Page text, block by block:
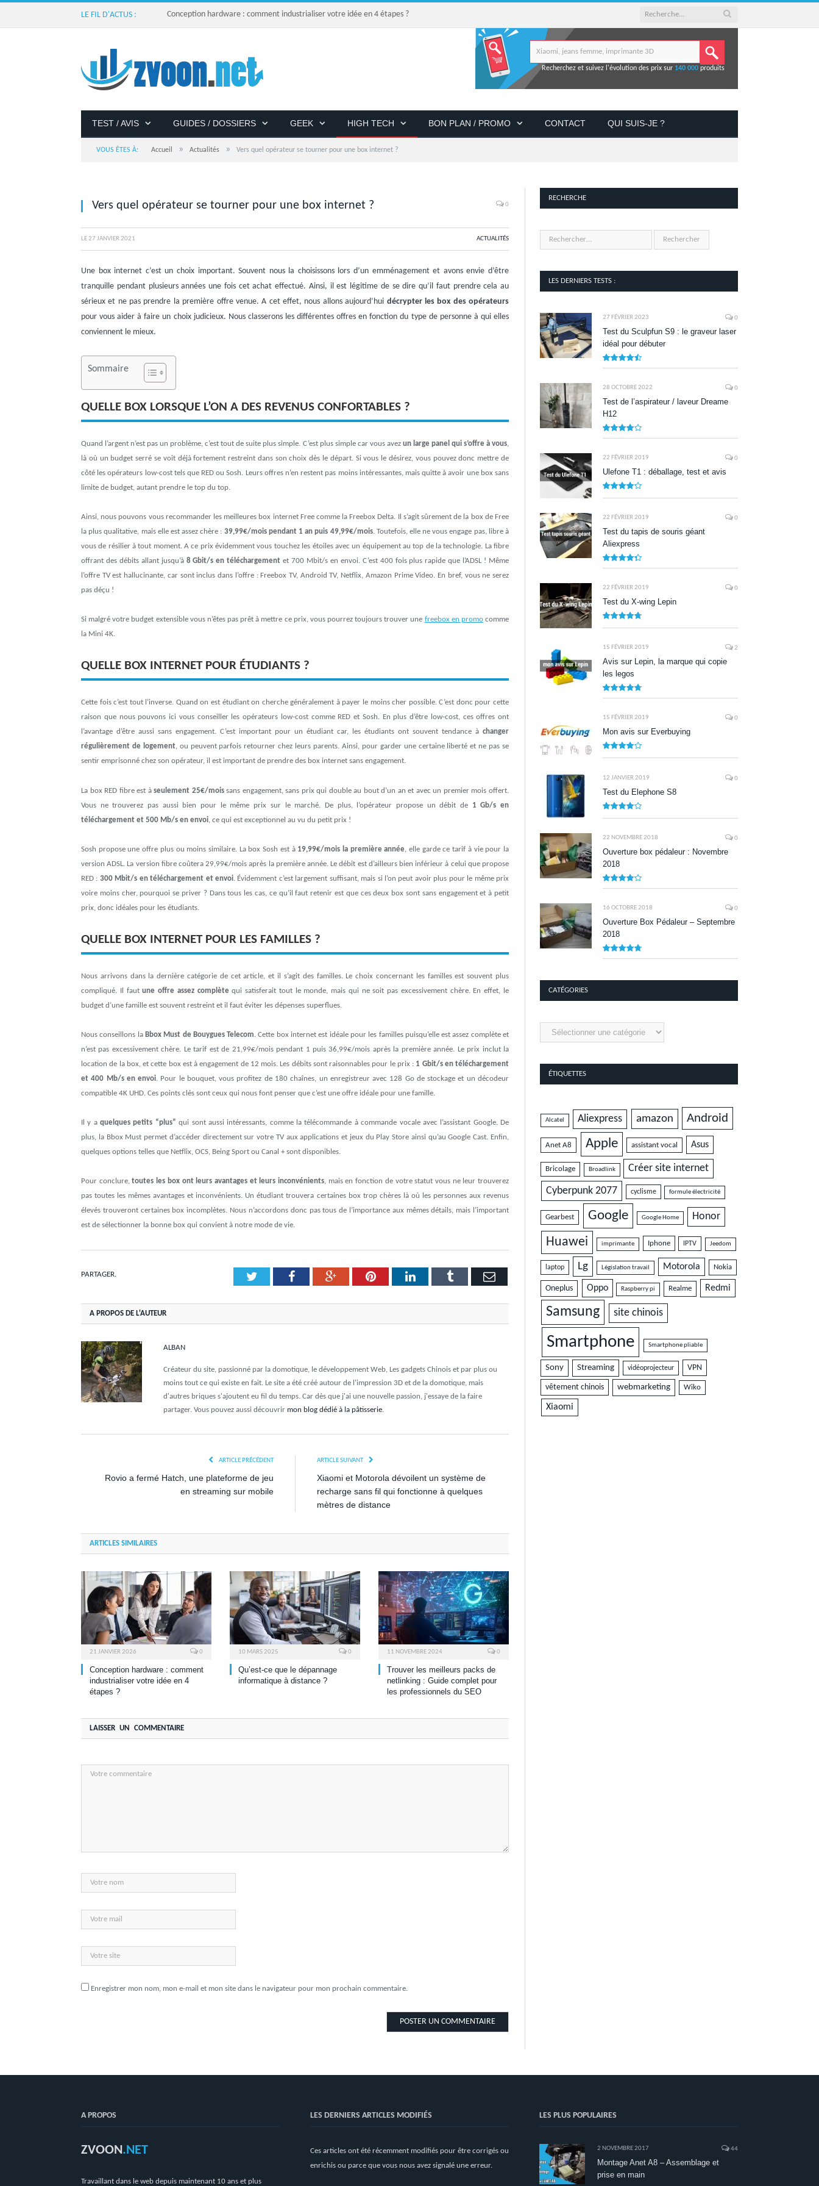
LE FIL D'ACTUS : Conception hardware : comment industrialiser votre idée en 4 étapes ?
Recherchez et suivez l'évolution des prix sur 140 000 produits
TEST / AVIS GUIDES / DOSSIERS GEEK HIGH TECH BON PLAN / PROMO CONTACT QUI SUIS-JE ?
VOUS ÊTES À: Accueil » Actualités » Vers quel opérateur se tourner pour une box internet ?
Vers quel opérateur se tourner pour une box internet ? 0
LE27 JANVIER 2021 ACTUALITÉS
Une box internet c’est un choix important. Souvent nous la choisissons lors d’un emménagement et avons envie d’être
tranquille pendant plusieurs années une fois cet achat effectué. Ainsi, il est légitime de se dire qu’il faut prendre cela au
sérieux et ne pas prendre la première offre venue. A cet effet, nous allons aujourd’hui décrypter les box des opérateurs
pour vous aider à faire un choix judicieux. Nous classerons les différentes offres en fonction du type de personne à qui elles
conviennent le mieux.
Sommaire
QUELLE BOX LORSQUE L’ON A DES REVENUS CONFORTABLES ?
Quand l’argent n’est pas un problème, c’est tout de suite plus simple. C’est plus simple car vous avez un large panel qui s’offre à vous,
là où un budget serré se voit déjà fortement restreint dans son choix dès le départ. Si vous le désirez, vous pouvez donc mettre de
côté les opérateurs low-cost tels que RED ou Sosh. Leurs offres n’en restent pas moins intéressantes, mais quitte à avoir une box sans
limite de budget, autant prendre le top du top.
Ainsi, nous pouvons vous recommander les meilleures box internet Free comme la Freebox Delta. Il s’agit sûrement de la box de Free
la plus qualitative, mais elle est assez chère : 39,99€/mois pendant 1 an puis 49,99€/mois. Toutefois, elle ne vous engage pas, libre à
vous de résilier à tout moment. A ce prix évidemment vous touchez les étoiles avec un équipement au top de la technologie. La fibre
offrant des débits allant jusqu’à 8 Gbit/s en téléchargement et 700 Mbit/s en envoi. C’est 400 fois plus rapide que l’ADSL ! Même
l’offre TV est hallucinante, car sont inclus dans l’offre : Freebox TV, Android TV, Netflix, Amazon Prime Video. En bref, vous ne serez
pas déçu !
Si malgré votre budget extensible vous n’êtes pas prêt à mettre ce prix, vous pourrez toujours trouver une freebox en promocomme
la Mini 4K.
QUELLE BOX INTERNET POUR ÉTUDIANTS ?
Cette fois c’est tout l’inverse. Quand on est étudiant on cherche généralement à payer le moins cher possible. C’est donc pour cette
raison que nous pouvons ici vous conseiller les opérateurs low-cost comme RED et Sosh. En plus d’être low-cost, ces offres ont
l’avantage d’être aussi sans engagement. C’est important pour un étudiant car, les étudiants ont souvent tendance à changer
régulièrement de logement, ou peuvent parfois retourner chez leurs parents. Ainsi, pour garder une certaine liberté et ne pas se
sentir emprisonné chez son opérateur, il est important de prendre des box internet sans engagement.
La box RED fibre est àseulement 25€/moissans engagement, sans prix qui double au bout d’un an et avec un premier mois offert.
Vous ne trouverez pas aussi bien pour le même prix sur le marché. De plus, l’opérateur propose un débit de
1 Gb/s en
téléchargement et 500 Mb/s en envoi , ce qui est exceptionnel au vu du petit prix !
Sosh propose une offre plus ou moins similaire. La box Sosh est à 19,99€/mois la première année, elle garde ce tarif à vie pour la
version ADSL. La version fibre coûtera 29,99€/mois après la première année. Le débit est d’ailleurs bien inférieur à celui que propose
RED : 300 Mbit/s en téléchargement et envoi. Évidemment c’est largement suffisant, mais si l’on peut avoir plus pour le même prix
voire moins cher, pourquoi se priver ? Dans tous les cas, ce qu’il faut retenir est que ces deux box sont sans engagement et à petit
prix, donc idéales pour les étudiants.
QUELLE BOX INTERNET POUR LES FAMILLES ?
Nous arrivons dans la dernière catégorie de cet article, et il s’agit des familles. Le choix concernant les familles est souvent plus
compliqué. Il fautune offre assez complète qui satisferait tout le monde, mais qui ne soit pas excessivement chère. En effet, le
budget d’une famille est souvent restreint et il faut éviter les dépenses superflues.
Nous conseillons la Bbox Must de Bouygues Telecom. Cette box internet est idéale pour les familles puisqu’elle est assez complète et
n’est pas excessivement chère. Le tarif est de 21,99€/mois pendant 1 puis 36,99€/mois après la première année. Le prix inclut la
location de la box, et cette box est à engagement de 12 mois. Les débits sont raisonnables pour le prix : 1 Gbit/s en téléchargement
et 400 Mb/s en envoi. Pour le bouquet, vous profitez de 180 chaînes, un enregistreur avec 128 Go de stockage et un décodeur
compatible 4K UHD. Ces points clés sont ceux qui nous font penser que c’est une offre idéale pour une famille.
Il y aquelques petits “plus” qui sont aussi intéressants, comme la télécommande à commande vocale avec l’assistant Google. De
plus, la Bbox Must permet d’accéder directement sur votre TV aux applications et jeux du Play Store ainsi qu’au Google Cast. Enfin,
quelques options telles que Netflix, OCS, Being Sport ou Canal + sont disponibles.
Pour conclure,toutes les box ont leurs avantages et leurs inconvénients, mais en fonction de votre statut vous ne leur trouverez
pas toutes les mêmes avantages et inconvénients. Un étudiant trouvera certaines box trop chères là où les personnes aux revenus
élevés trouveront certaines box incomplètes. Nous n’accordons donc pas tous de l’importance aux mêmes détails, mais l’important
est de sélectionner la bonne box qui convient à notre mode de vie.
PARTAGER. TwitterFacebookGoogle+PinterestLinkedInTumblr Email
A PROPOS DE L'AUTEUR
ALBAN
Créateur du site, passionné par la domotique, le développement Web, Les gadgets Chinois et par plus ou
moins tout ce qui existe en fait. Le site a été créé autour de l'impression 3D et de la domotique, mais
d'autres briques s'ajoutent eu fil du temps. Car dès que j'ai une nouvelle passion, j'essaye de la faire
partager. Vous pouvez aussi découvrir mon blog dédié à la pâtisserie.
ARTICLE PRÉCÉDENT
Rovio a fermé Hatch, une plateforme de jeu
en streaming sur mobile
ARTICLE SUIVANT
Xiaomi et Motorola dévoilent un système de
recharge sans fil qui fonctionne à quelques
mètres de distance
ARTICLES SIMILAIRES
21 JANVIER 2026 0
Conception hardware : comment
industrialiser votre idée en 4
étapes ?
10 MARS 2025 0
Qu’est-ce que le dépannage
informatique à distance ?
11 NOVEMBRE 2024 0
Trouver les meilleurs packs de
netlinking : Guide complet pour
les professionnels du SEO
LAISSER UN COMMENTAIRE
Enregistrer mon nom, mon e-mail et mon site dans le navigateur pour mon prochain commentaire.
RECHERCHE
LES DERNIERS TESTS :
27 FÉVRIER 2023 0
Test du Sculpfun S9 : le graveur laser
idéal pour débuter
28 OCTOBRE 2022 0
Test de l’aspirateur / laveur Dreame
H12
22 FÉVRIER 2019 0
Ulefone T1 : déballage, test et avis
22 FÉVRIER 2019 0
Test du tapis de souris géant
Aliexpress
22 FÉVRIER 2019 0
Test du X-wing Lepin
15 FÉVRIER 2019 2
Avis sur Lepin, la marque qui copie
les legos
15 FÉVRIER 2019 0
Mon avis sur Everbuying
12 JANVIER 2019 0
Test du Elephone S8
22 NOVEMBRE 2018 0
Ouverture box pédaleur : Novembre
2018
16 OCTOBRE 2018 0
Ouverture Box Pédaleur – Septembre
2018
CATÉGORIES
Catégories
ÉTIQUETTES
Alcatel Aliexpress amazon Android
Anet A8 Apple assistant vocal Asus
Bricolage Broadlink Créer site internet
Cyberpunk 2077 cyclisme formule électricité
Gearbest Google Google Home Honor
Huawei imprimante Iphone IPTV Jeedom
laptop Lg Législation travail Motorola Nokia
Oneplus Oppo Raspberry pi Realme Redmi
Samsung site chinois
Smartphone Smartphone pliable
Sony Streaming vidéoprojecteur VPN
vêtement chinois webmarketing Wiko
Xiaomi
A PROPOS
ZVOON.NET
Travaillant dans le web depuis maintenant 10 ans et plus
LES DERNIERS ARTICLES MODIFIÉS
Ces articles ont été récemment modifiés pour être corrigés ou
enrichis ou parce que vous nous avez signalé une erreur.
LES PLUS POPULAIRES
2 NOVEMBRE 2017 44
Montage Anet A8 – Assemblage et
prise en main